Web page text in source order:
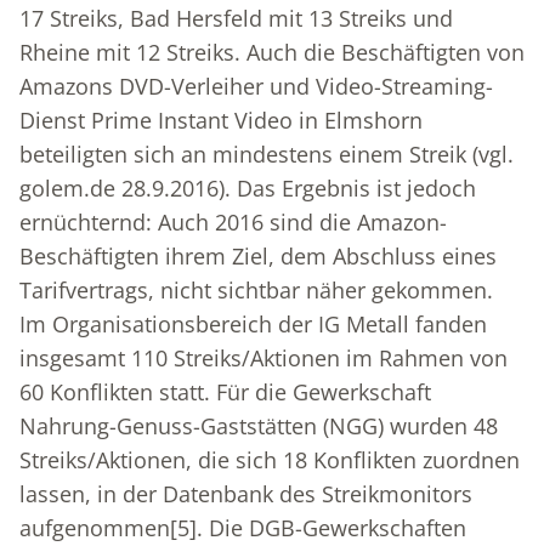
17 Streiks, Bad Hersfeld mit 13 Streiks und
Rheine mit 12 Streiks. Auch die Beschäftigten von
Amazons DVD-Verleiher und Video-Streaming-
Dienst Prime Instant Video in Elmshorn
beteiligten sich an mindestens einem Streik (vgl.
golem.de 28.9.2016). Das Ergebnis ist jedoch
ernüchternd: Auch 2016 sind die Amazon-
Beschäftigten ihrem Ziel, dem Abschluss eines
Tarifvertrags, nicht sichtbar näher gekommen.
Im Organisationsbereich der IG Metall fanden
insgesamt 110 Streiks/Aktionen im Rahmen von
60 Konflikten statt. Für die Gewerkschaft
Nahrung-Genuss-Gaststätten (NGG) wurden 48
Streiks/Aktionen, die sich 18 Konflikten zuordnen
lassen, in der Datenbank des Streikmonitors
aufgenommen[5]. Die DGB-Gewerkschaften